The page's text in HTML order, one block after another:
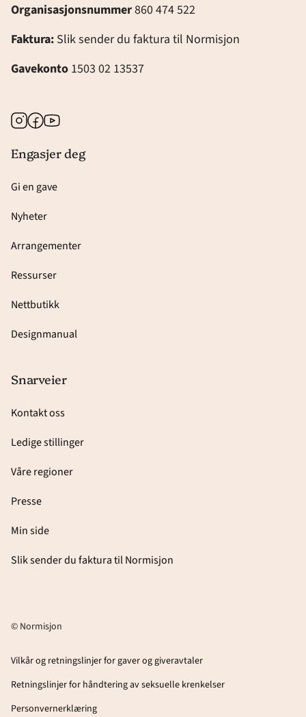
Organisasjonsnummer860 474 522
Faktura: Slik sender du faktura til Normisjon
Gavekonto 1503 02 13537
Instagram
Facebook
Youtube
Engasjer deg
Gi en gave
Nyheter
Arrangementer
Ressurser
Nettbutikk
Designmanual
Snarveier
Kontakt oss
Ledige stillinger
Våre regioner
Presse
Min side
Slik sender du faktura til Normisjon
© Normisjon
Vilkår og retningslinjer for gaver og giveravtaler
Retningslinjer for håndtering av seksuelle krenkelser
Personvernerklæring